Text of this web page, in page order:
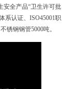
安全产品“卫生许可批
系认证、ISO45001职
锈钢钢管5000吨。